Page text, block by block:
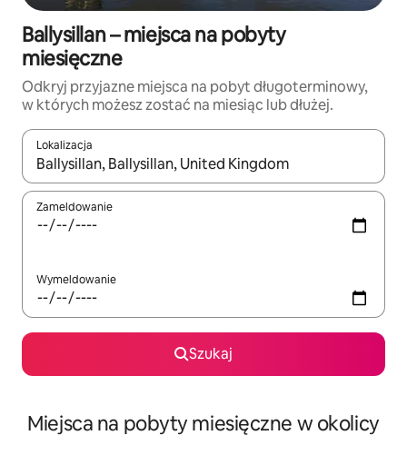
Ballysillan – miejsca na pobyty
miesięczne
Odkryj przyjazne miejsca na pobyt długoterminowy,
w których możesz zostać na miesiąc lub dłużej.
Lokalizacja
Gdy wyniki będą dostępne, możesz poruszać się po nich za
Zameldowanie
Wymeldowanie
Szukaj
Miejsca na pobyty miesięczne w okolicy